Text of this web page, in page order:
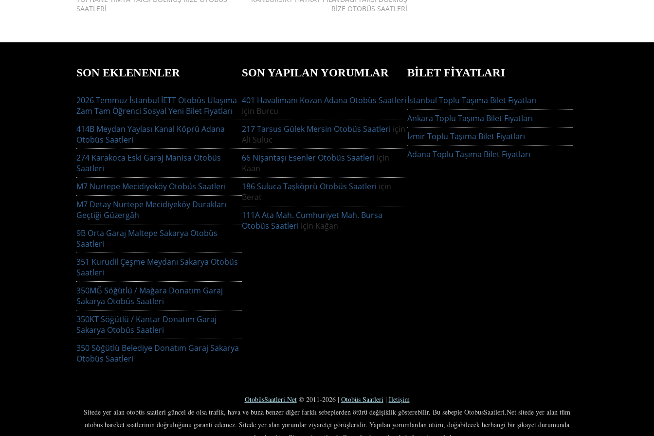
SAATLERI
RIZE OTOBÜS SAATLERI
SON EKLENENLER
2026 Temmuz İstanbul İETT Otobüs Ulaşıma
Zam Tam Öğrenci Sosyal Yeni Bilet Fiyatları
414B Meydan Yaylası Kanal Köprü Adana
Otobüs Saatleri
274 Karakoca Eski Garaj Manisa Otobüs
Saatleri
M7 Nurtepe Mecidiyeköy Otobüs Saatleri
M7 Detay Nurtepe Mecidiyeköy Durakları
Geçtiği Güzergâh
9B Orta Garaj Maltepe Sakarya Otobüs
Saatleri
351 Kurudil Çeşme Meydanı Sakarya Otobüs
Saatleri
350MĞ Söğütlü / Mağara Donatım Garaj
Sakarya Otobüs Saatleri
350KT Söğütlü / Kantar Donatım Garaj
Sakarya Otobüs Saatleri
350 Söğütlü Belediye Donatım Garaj Sakarya
Otobüs Saatleri
SON YAPILAN YORUMLAR
401 Havalimanı Kozan Adana Otobüs Saatleri
için Burcu
217 Tarsus Gülek Mersin Otobüs Saatleri için
Ali Suluc
66 Nişantaşı Esenler Otobüs Saatleri için
Kaan
186 Suluca Taşköprü Otobüs Saatleri için
Berat
111A Ata Mah. Cumhuriyet Mah. Bursa
Otobüs Saatleri için Kağan
BILET FIYATLARI
İstanbul Toplu Taşıma Bilet Fiyatları
Ankara Toplu Taşıma Bilet Fiyatları
İzmir Toplu Taşıma Bilet Fiyatları
Adana Toplu Taşıma Bilet Fiyatları
OtobüsSaatleri.Net© 2011-2026 | Otobüs Saatleri| İletişim
Sitede yer alan otobüs saatleri güncel de olsa trafik, hava ve buna benzer diğer farklı sebeplerden ötürü değişiklik gösterebilir. Bu sebeple OtobusSaatleri.Net sitede yer alan tüm
otobüs hareket saatlerinin doğruluğunu garanti edemez. Sitede yer alan yorumlar ziyaretçi görüşleridir. Yapılan yorumlardan ötürü, doğabilecek herhangi bir şikayet durumunda